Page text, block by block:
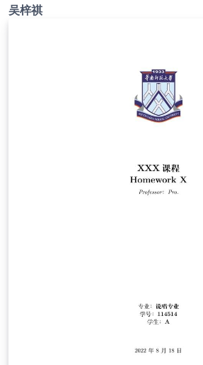
吴梓祺